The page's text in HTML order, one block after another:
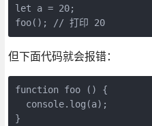
let a = 20;
foo(); // 打印 20
但下面代码就会报错：
function foo () {
  console.log(a);
}